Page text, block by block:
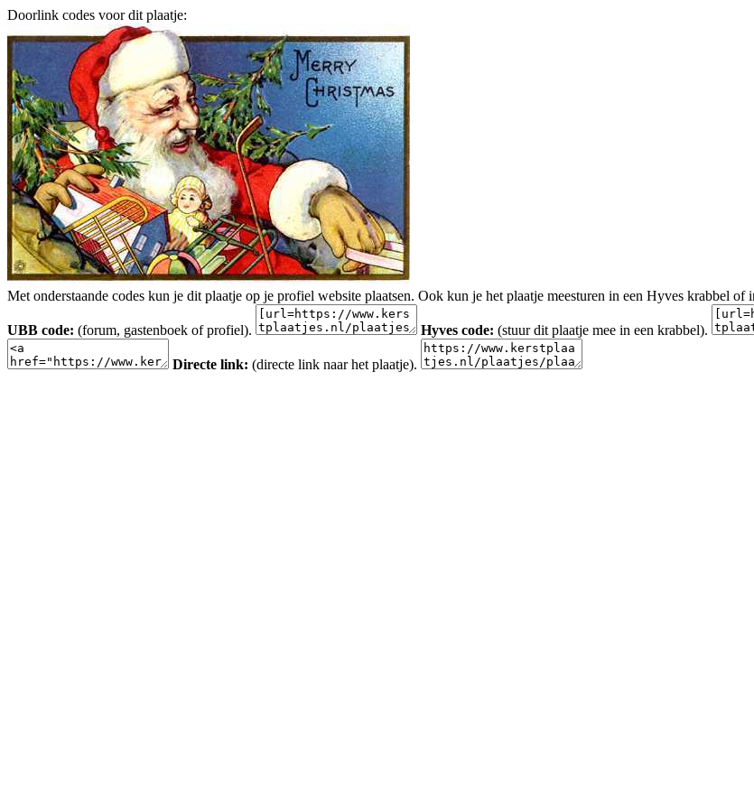
Doorlink codes voor dit plaatje:
Met onderstaande codes kun je dit plaatje op je profiel website plaatsen. Ook kun je het plaatje meesturen in een Hyves krabbel of
UBB code: (forum, gastenboek of profiel). Hyves code: (stuur dit plaatje mee in een krabbel).
Directe link: (directe link naar het plaatje).